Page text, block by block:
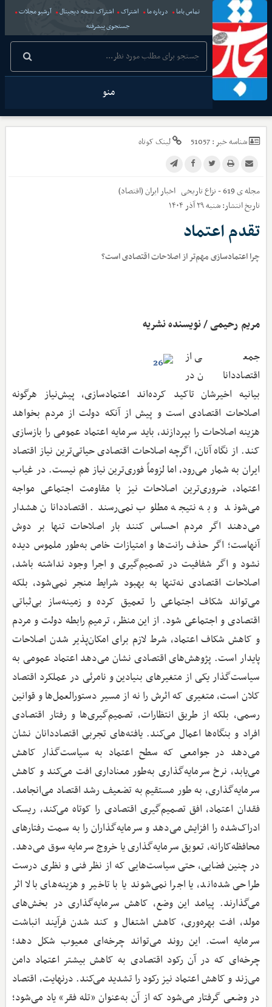
تماس باما درباره ما اشتراک اشتراک نسخه دیجیتال
آرشیو مجلات
جستجوی پیشرفته
منو
شناسه خبر :51057 لینک کوتاه
مجله ی 619 - نزاع تاریخی اخبارایران (اقتصاد)
تاریخ انتشار:شنبه ۲۹ آذر ۱۴۰۴
تقدم اعتماد
چرا اعتمادسازی مهم‌تر از اصلاحات اقتصادی است؟
مریم رحیمی / نویسنده نشریه
جمعی از
اقتصاددانان در
بیانیه اخیرشان تاکید کرده‌اند اعتمادسازی، پیش‌نیاز هرگونه
اصلاحات اقتصادی است و پیش از آنکه دولت از مردم بخواهد
هزینه اصلاحات را بپردازند، باید سرمایه اعتماد عمومی را بازسازی
کند. از نگاه آنان، اگرچه اصلاحات اقتصادی حیاتی‌ترین نیاز اقتصاد
ایران به شمار می‌رود، اما لزوماً فوری‌ترین نیاز هم نیست. در غیاب
اعتماد، ضروری‌ترین اصلاحات نیز با مقاومت اجتماعی مواجه
می‌شوند و به نتیجه مطلوب نمی‌رسند. اقتصاددانان هشدار
می‌دهند اگر مردم احساس کنند بار اصلاحات تنها بر دوش
آنهاست؛ اگر حذف رانت‌ها و امتیازات خاص به‌طور ملموس دیده
نشود و اگر شفافیت در تصمیم‌گیری و اجرا وجود نداشته باشد،
اصلاحات اقتصادی نه‌تنها به بهبود شرایط منجر نمی‌شود، بلکه
می‌تواند شکاف اجتماعی را تعمیق کرده و زمینه‌ساز بی‌ثباتی
اقتصادی و اجتماعی شود. از این منظر، ترمیم رابطه دولت و مردم
و کاهش شکاف اعتماد، شرط لازم برای امکان‌پذیر شدن اصلاحات
پایدار است. پژوهش‌های اقتصادی نشان می‌دهد اعتماد عمومی به
سیاست‌گذار یکی از متغیرهای بنیادین و نامرئی در عملکرد اقتصاد
کلان است، متغیری که اثرش را نه از مسیر دستورالعمل‌ها و قوانین
رسمی، بلکه از طریق انتظارات، تصمیم‌گیری‌ها و رفتار اقتصادی
افراد و بنگاه‌ها اعمال می‌کند. یافته‌های تجربی اقتصاددانان نشان
می‌دهد در جوامعی که سطح اعتماد به سیاست‌گذار کاهش
می‌یابد، نرخ سرمایه‌گذاری به‌طور معناداری افت می‌کند و کاهش
سرمایه‌گذاری، به طور مستقیم به تضعیف رشد اقتصاد می‌انجامد.
فقدان اعتماد، افق تصمیم‌گیری اقتصادی را کوتاه می‌کند، ریسک
ادراک‌شده را افزایش می‌دهد و سرمایه‌گذاران را به سمت رفتارهای
محافظه‌کارانه، تعویق سرمایه‌گذاری یا خروج سرمایه سوق می‌دهد.
در چنین فضایی، حتی سیاست‌هایی که از نظر فنی و نظری درست
طراحی شده‌اند، یا اجرا نمی‌شوند یا با تاخیر و هزینه‌های بالا اثر
می‌گذارند. پیامد این وضع، کاهش سرمایه‌گذاری در بخش‌های
مولد، افت بهره‌وری، کاهش اشتغال و کند شدن فرآیند انباشت
سرمایه است. این روند می‌تواند چرخه‌ای معیوب شکل دهد؛
چرخه‌ای که در آن رکود اقتصادی به کاهش بیشتر اعتماد دامن
می‌زند و کاهش اعتماد نیز رکود را تشدید می‌کند. درنهایت، اقتصاد
در وضعی گرفتار می‌شود که از آن به‌عنوان «تله فقر» یاد می‌شود؛